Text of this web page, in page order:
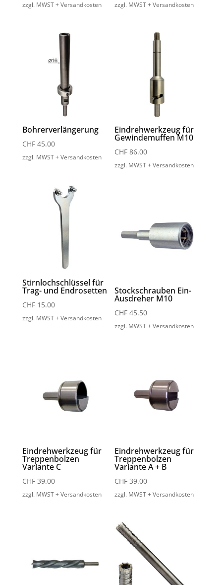
zzgl. MWST + Versandkosten zzgl. MWST + Versandkosten
Bohrerverlängerung
CHF45.00
zzgl. MWST + Versandkosten
Eindrehwerkzeug für
Gewindemuffen M10
CHF 86.00
zzgl. MWST + Versandkosten
Stirnlochschlüssel für
Trag- und Endrosetten
CHF15.00
zzgl. MWST + Versandkosten
Stockschrauben Ein-
Ausdreher M10
CHF 45.50
zzgl. MWST + Versandkosten
Eindrehwerkzeug für
Treppenbolzen
Variante C
CHF39.00
zzgl. MWST + Versandkosten
Eindrehwerkzeug für
Treppenbolzen
Variante A + B
CHF 39.00
zzgl. MWST + Versandkosten